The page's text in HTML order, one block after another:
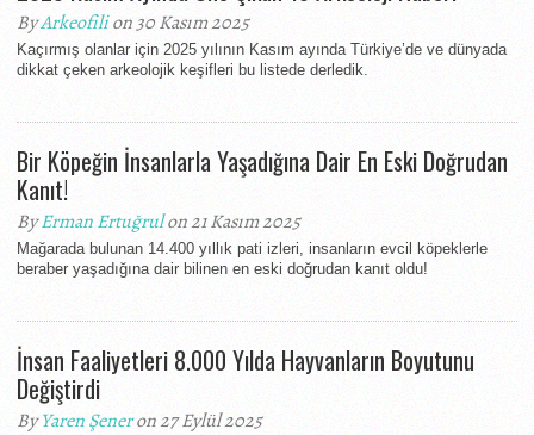
ByArkeofilion 30 Kasım 2025
Kaçırmış olanlar için 2025 yılının Kasım ayında Türkiye’de ve dünyada
dikkat çeken arkeolojik keşifleri bu listede derledik.
Bir Köpeğin İnsanlarla Yaşadığına Dair En Eski Doğrudan
Kanıt!
ByErman Ertuğrulon 21 Kasım 2025
Mağarada bulunan 14.400 yıllık pati izleri, insanların evcil köpeklerle
beraber yaşadığına dair bilinen en eski doğrudan kanıt oldu!
İnsan Faaliyetleri 8.000 Yılda Hayvanların Boyutunu
Değiştirdi
ByYaren Şeneron 27 Eylül 2025